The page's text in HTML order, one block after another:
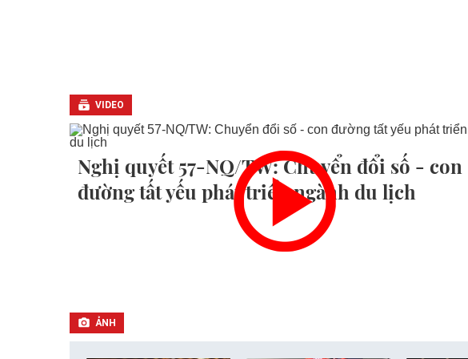
VIDEO
Nghị quyết 57-NQ/TW: Chuyển đổi số - con
đường tất yếu phát triển ngành du lịch
ẢNH